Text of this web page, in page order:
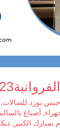
بورد للصالات,
, أصباغ
الكبير ,